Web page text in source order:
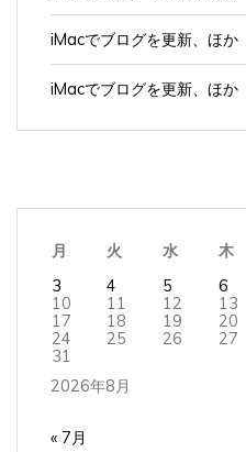
iMacでブログを更新、ほか
iMacでブログを更新、ほか
2026年8月
3
4 5 6
10
11 12 13
17
18 19 20
24
25 26 27
31